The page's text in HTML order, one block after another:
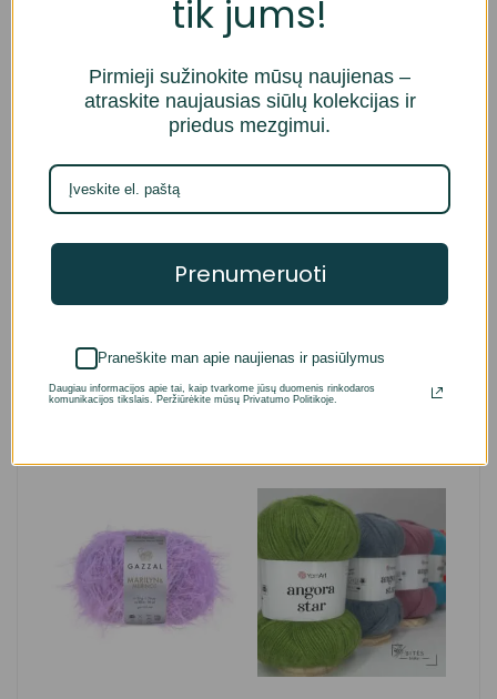
Įvertinimai ir atsiliepimai
Remiantis 0 įvertinimų
Parašyti atsiliepimą
tik jums!
Pirmieji sužinokite mūsų naujienas –
atraskite naujausias siūlų kolekcijas ir
priedus mezgimui.
Prenumeruoti
Praneškite man apie naujienas ir pasiūlymus
Daugiau informacijos apie tai, kaip tvarkome jūsų duomenis rinkodaros
komunikacijos tikslais. Peržiūrėkite mūsų Privatumo Politikoje.